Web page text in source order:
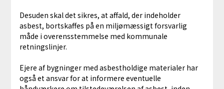
Desuden skal det sikres, at affald, der indeholder
asbest, bortskaffes på en miljømæssigt forsvarlig
måde i overensstemmelse med kommunale
retningslinjer.
Ejere af bygninger med asbestholdige materialer har
også et ansvar for at informere eventuelle